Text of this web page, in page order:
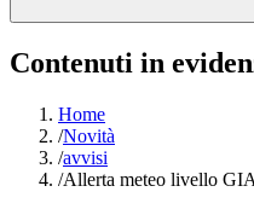
Contenuti in
Home
/Novità
/avvisi
/Allerta meteo livello